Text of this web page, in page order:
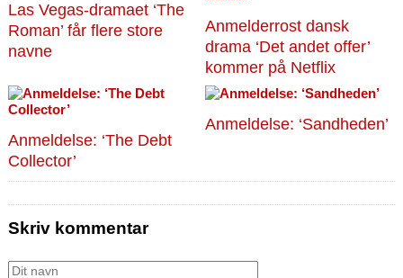
Las Vegas-dramaet ‘The
Roman’ får flere store
navne
Anmelderrost dansk
drama ‘Det andet offer’
kommer på Netflix
Anmeldelse: ‘The Debt
Collector’
Anmeldelse: ‘Sandheden’
Skriv kommentar